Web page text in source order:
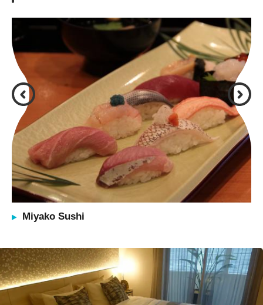
Miyako Sushi